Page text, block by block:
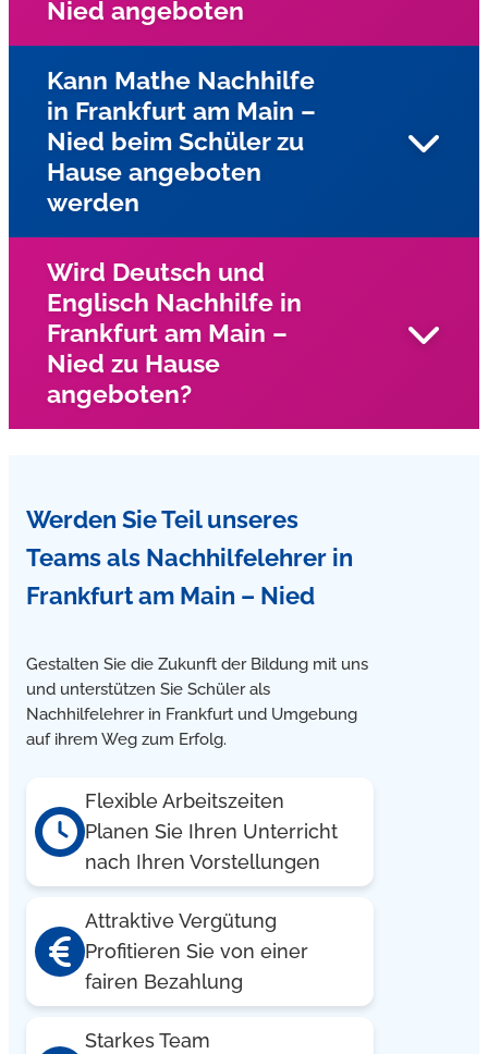
Hause an
Nied angeboten
Ja, für Kinder und Jugendliche mit Lese-
Rechtschreibschwäche (LRS) und Dyskalkulie wird
Einzelunterricht in Frankfurt am Main – Nied mit
speziellen Förderprogrammen des Lernservers
angeboten. In der Praxis hat sich diese vom Lernserver an
der Universität Münster entwickelte Förderdiagnostik
vielfach bewährt.
Kann Mathe Nachhilfe
in Frankfurt am Main –
Nied beim Schüler zu
Hause angeboten
werden
Unsere Nachhilfelehrer kommen in Frankfurt am Main –
Nied zu den Schüler nach Hause und geben Mathe
Nachhilfe im Einzelunterricht
Wird Deutsch und
Englisch Nachhilfe in
Frankfurt am Main –
Nied zu Hause
angeboten?
Nied zu Ihnen nach Hause und geben Englisch und
Deutsch Nachhilfe im Einzelunterricht
Werden Sie Teil unseres
Teamsals Nachhilfelehrer in
Frankfurt am Main – Nied
Gestalten Sie die Zukunft der Bildung mit uns
und unterstützen Sie Schüler als
Nachhilfelehrer in Frankfurt und Umgebung
auf ihrem Weg zum Erfolg.
Flexible Arbeitszeiten
Planen Sie Ihren Unterricht
nach Ihren Vorstellungen
Attraktive Vergütung
Profitieren Sie von einer
fairen Bezahlung
Starkes Team